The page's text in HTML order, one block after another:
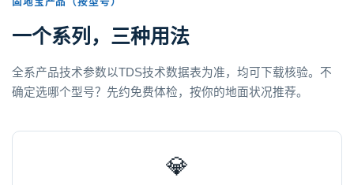
固地宝产品（按型号）
一个系列，三种用法
全系产品技术参数以TDS技术数据表为准，均可下载核验。不
确定选哪个型号？先约免费体检，按你的地面状况推荐。
💎